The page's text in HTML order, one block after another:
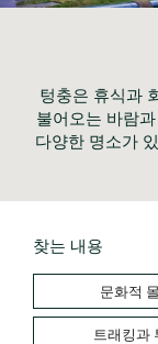
텅충은 휴식과
불어오는 바람
찾는 내용
문화적
트래킹과